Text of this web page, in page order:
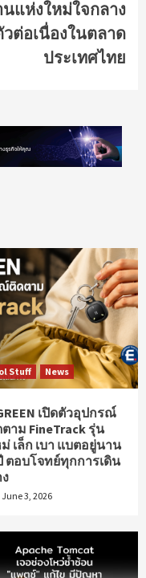
แห่งใหม่ใจกลาง
ต่อเนื่องในตลาด
ประเทศไทย
Stuff News
เปิดตัวอุปกรณ์
าม FineTrack รุ่น
เล็ก เบา แบตอยู่นาน
ตอบโจทย์ทุกการเดิน
June 3, 2026